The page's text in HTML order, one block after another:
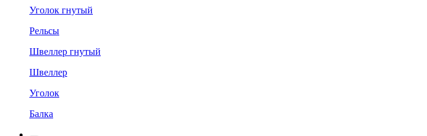
Уголок гнутый
Рельсы
Швеллер гнутый
Швеллер
Уголок
Балка